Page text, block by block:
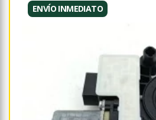
ENVÍO INMEDIATO